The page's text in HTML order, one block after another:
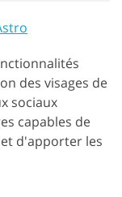
des visages de
sociaux
capables de
d'apporter les